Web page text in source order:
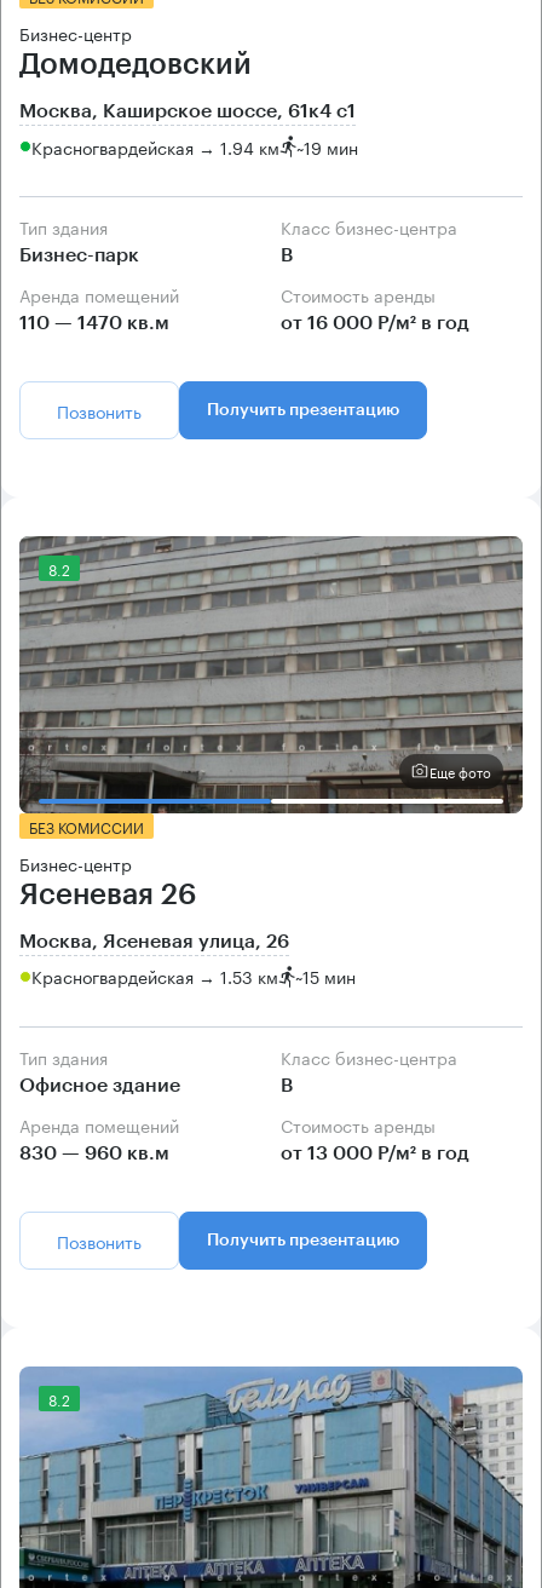
Бизнес-центр
Домодедовский
Москва, Каширское шоссе, 61к4 с1
Красногвардейская → 1.94 км ~19 мин
Тип здания
Бизнес-парк
Класс бизнес-центра
B
Аренда помещений
110 — 1470 кв.м
Стоимость аренды
от 16 000 Р/м² в год
Позвонить Получить презентацию
8.2
Еще фото
БЕЗ КОМИССИИ
Бизнес-центр
Ясеневая 26
Москва, Ясеневая улица, 26
Красногвардейская → 1.53 км ~15 мин
Тип здания
Офисное здание
Класс бизнес-центра
B
Аренда помещений
830 — 960 кв.м
Стоимость аренды
от 13 000 Р/м² в год
Позвонить Получить презентацию
8.2